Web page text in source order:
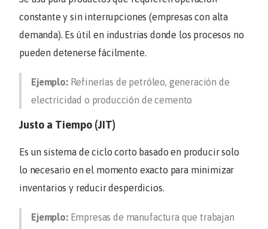
constante y sin interrupciones (empresas con alta
demanda). Es útil en industrias donde los procesos no
pueden detenerse fácilmente.
Ejemplo:Refinerías de petróleo, generación de
electricidad o producción de cemento
Justo a Tiempo (JIT)
Es un sistema de ciclo corto basado en producir solo
lo necesario en el momento exacto para minimizar
inventarios y reducir desperdicios.
Ejemplo:Empresas de manufactura que trabajan